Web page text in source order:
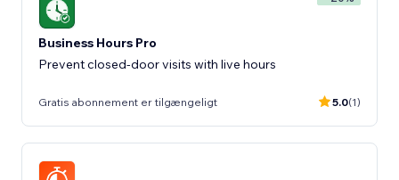
Business Hours Pro
Prevent closed-door visits with live hours
Gratis abonnement er tilgængeligt 5.0(1)